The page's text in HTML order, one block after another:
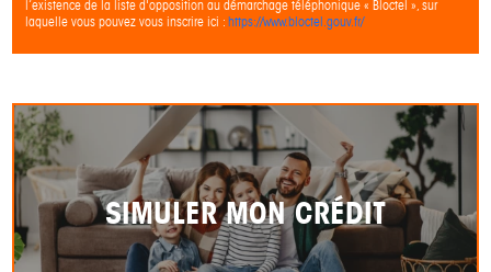
l’existence de la liste d'opposition au démarchage téléphonique « Bloctel », sur
laquelle vous pouvez vous inscrire ici : https://www.bloctel.gouv.fr/
SIMULER MON CRÉDIT